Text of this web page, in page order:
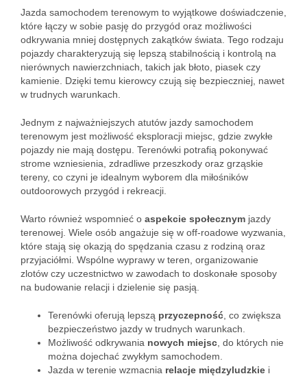
Jazda samochodem terenowym to wyjątkowe doświadczenie,
które łączy w sobie pasję do przygód oraz możliwości
odkrywania mniej dostępnych zakątków świata. Tego rodzaju
pojazdy charakteryzują się lepszą stabilnością i kontrolą na
nierównych nawierzchniach, takich jak błoto, piasek czy
kamienie. Dzięki temu kierowcy czują się bezpieczniej, nawet
w trudnych warunkach.
Jednym z najważniejszych atutów jazdy samochodem
terenowym jest możliwość eksploracji miejsc, gdzie zwykłe
pojazdy nie mają dostępu. Terenówki potrafią pokonywać
strome wzniesienia, zdradliwe przeszkody oraz grząskie
tereny, co czyni je idealnym wyborem dla miłośników
outdoorowych przygód i rekreacji.
Warto również wspomnieć o aspekcie społecznym jazdy
terenowej. Wiele osób angażuje się w off-roadowe wyzwania,
które stają się okazją do spędzania czasu z rodziną oraz
przyjaciółmi. Wspólne wyprawy w teren, organizowanie
zlotów czy uczestnictwo w zawodach to doskonałe sposoby
na budowanie relacji i dzielenie się pasją.
Terenówki oferują lepszą przyczepność , co zwiększa
bezpieczeństwo jazdy w trudnych warunkach.
Możliwość odkrywania nowych miejsc , do których nie
można dojechać zwykłym samochodem.
Jazda w terenie wzmacnia relacje międzyludzkie i